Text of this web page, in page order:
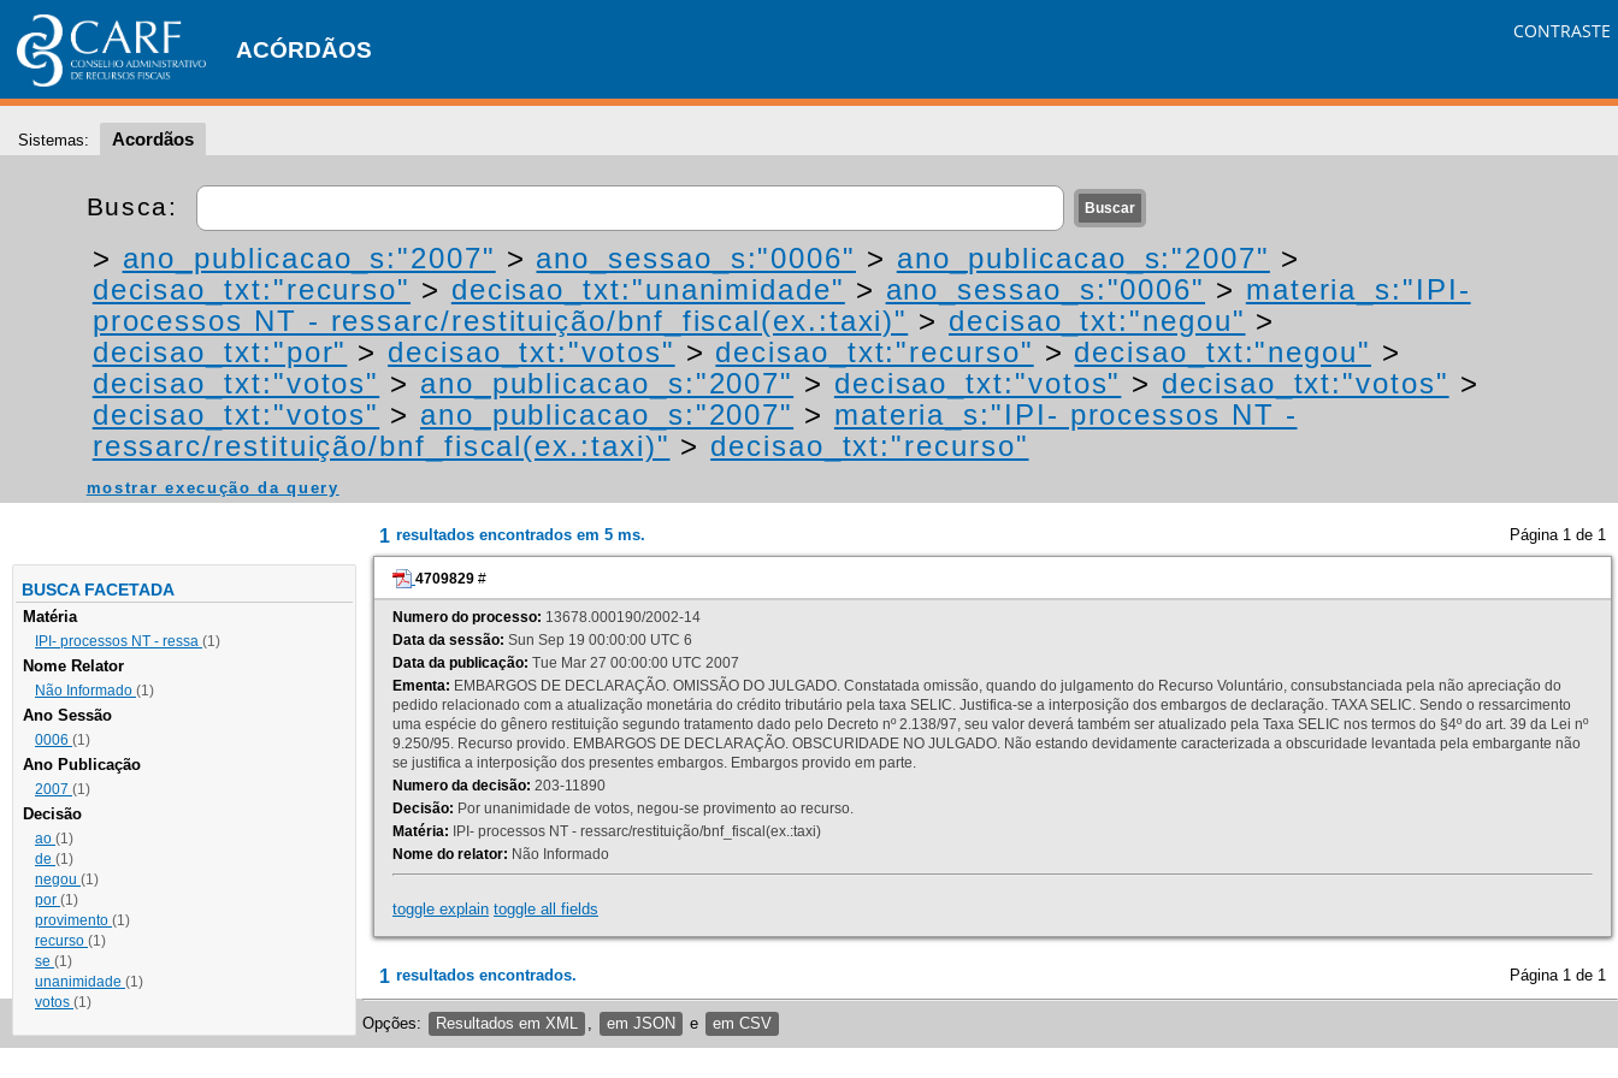
ACÓRDÃOS
CONTRASTE
Sistemas: Acordãos
Busca:
> ano_publicacao_s:"2007" > ano_sessao_s:"0006" > ano_publicacao_s:"2007" >
decisao_txt:"recurso" > decisao_txt:"unanimidade" > ano_sessao_s:"0006" > materia_s:"IPI-
processos NT - ressarc/restituição/bnf_fiscal(ex.:taxi)" > decisao_txt:"negou" >
decisao_txt:"por" > decisao_txt:"votos" > decisao_txt:"recurso" > decisao_txt:"negou" >
decisao_txt:"votos" > ano_publicacao_s:"2007" > decisao_txt:"votos" > decisao_txt:"votos" >
decisao_txt:"votos" > ano_publicacao_s:"2007" > materia_s:"IPI- processos NT -
ressarc/restituição/bnf_fiscal(ex.:taxi)" > decisao_txt:"recurso"
mostrar execução da query
BUSCA FACETADA
Matéria
IPI- processos NT - ressa (1)
Nome Relator
Não Informado (1)
Ano Sessão
0006 (1)
Ano Publicação
2007 (1)
Decisão
ao (1)
de (1)
negou (1)
por (1)
provimento (1)
recurso (1)
se (1)
unanimidade (1)
votos (1)
1 resultados encontrados em 5 ms. Página 1 de 1
4709829 #
Numero do processo: 13678.000190/2002-14
Data da sessão: Sun Sep 19 00:00:00 UTC 6
Data da publicação: Tue Mar 27 00:00:00 UTC 2007
Ementa: EMBARGOS DE DECLARAÇÃO. OMISSÃO DO JULGADO. Constatada omissão, quando do julgamento do Recurso Voluntário, consubstanciada pela não apreciação do
pedido relacionado com a atualização monetária do crédito tributário pela taxa SELIC. Justifica-se a interposição dos embargos de declaração. TAXA SELIC. Sendo o ressarcimento
uma espécie do gênero restituição segundo tratamento dado pelo Decreto nº 2.138/97, seu valor deverá também ser atualizado pela Taxa SELIC nos termos do §4º do art. 39 da Lei nº
9.250/95. Recurso provido. EMBARGOS DE DECLARAÇÃO. OBSCURIDADE NO JULGADO. Não estando devidamente caracterizada a obscuridade levantada pela embargante não
se justifica a interposição dos presentes embargos. Embargos provido em parte.
Numero da decisão: 203-11890
Decisão: Por unanimidade de votos, negou-se provimento ao recurso.
Matéria: IPI- processos NT - ressarc/restituição/bnf_fiscal(ex.:taxi)
Nome do relator: Não Informado
toggle explain toggle all fields
1 resultados encontrados. Página 1 de 1
Opções: Resultados em XML em JSON e em CSV